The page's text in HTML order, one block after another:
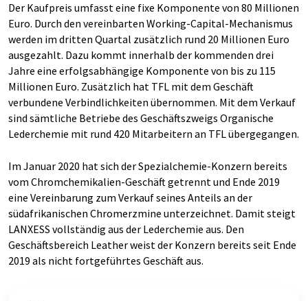
Der Kaufpreis umfasst eine fixe Komponente von 80 Millionen
Euro. Durch den vereinbarten Working-Capital-Mechanismus
werden im dritten Quartal zusätzlich rund 20 Millionen Euro
ausgezahlt. Dazu kommt innerhalb der kommenden drei
Jahre eine erfolgsabhängige Komponente von bis zu 115
Millionen Euro. Zusätzlich hat TFL mit dem Geschäft
verbundene Verbindlichkeiten übernommen. Mit dem Verkauf
sind sämtliche Betriebe des Geschäftszweigs Organische
Lederchemie mit rund 420 Mitarbeitern an TFL übergegangen.
Im Januar 2020 hat sich der Spezialchemie-Konzern bereits
vom Chromchemikalien-Geschäft getrennt und Ende 2019
eine Vereinbarung zum Verkauf seines Anteils an der
südafrikanischen Chromerzmine unterzeichnet. Damit steigt
LANXESS vollständig aus der Lederchemie aus. Den
Geschäftsbereich Leather weist der Konzern bereits seit Ende
2019 als nicht fortgeführtes Geschäft aus.